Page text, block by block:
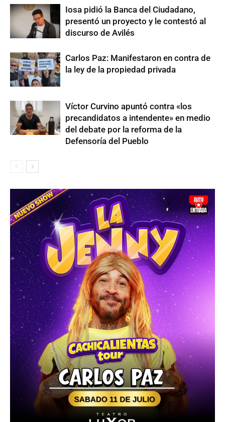
Iosa pidió la Banca del Ciudadano,
presentó un proyecto y le contestó al
discurso de Avilés
Carlos Paz: Manifestaron en contra de
la ley de la propiedad privada
Víctor Curvino apuntó contra «los
precandidatos a intendente» en medio
del debate por la reforma de la
Defensoría del Pueblo